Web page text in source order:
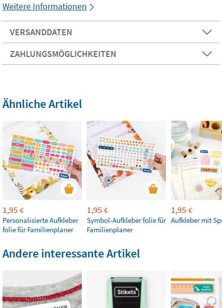
Weitere Informationen
VERSANDDATEN
ZAHLUNGSMÖGLICHKEITEN
Ähnliche Artikel
1,95 €
Personalisierte Aufkleber
folie für Familienplaner
1,95 €
Symbol-Aufkleber folie für
Familienplaner
1,95 €
Aufkleber mit
Andere interessante Artikel